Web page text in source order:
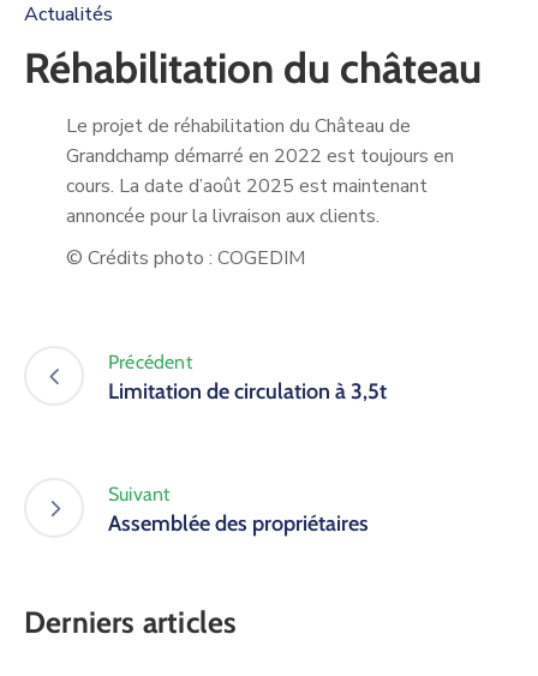
Actualités
Réhabilitation du château
Le projet de réhabilitation du Château de
Grandchamp démarré en 2022 est toujours en
cours. La date d’août 2025 est maintenant
annoncée pour la livraison aux clients.
© Crédits photo : COGEDIM
Précédent
Limitation de circulation à 3,5t
Suivant
Assemblée des propriétaires
Derniers articles